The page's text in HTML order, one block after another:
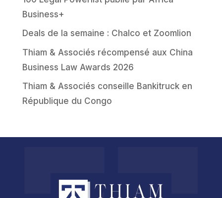
Business+
Deals de la semaine : Chalco et Zoomlion
Thiam & Associés récompensé aux China
Business Law Awards 2026
Thiam & Associés conseille Bankitruck en
République du Congo